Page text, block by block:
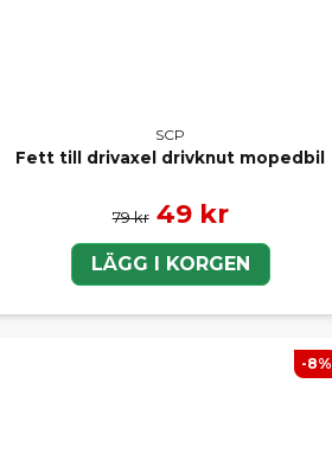
SCP
Fett till drivaxel drivknut mopedbil
79 kr 49 kr
LÄGG I KORGEN
-8%